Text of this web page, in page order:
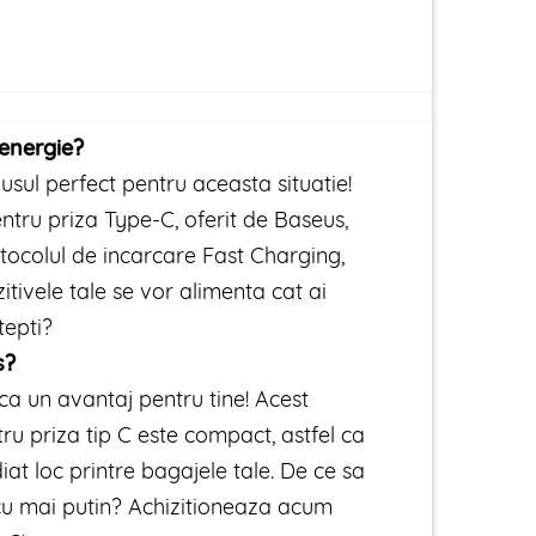
perfect pentru aceasta situatie!
priza Type-C, oferit de Baseus,
de incarcare Fast Charging,
tale se vor alimenta cat ai
un avantaj pentru tine! Acest
priza tip C este compact, astfel ca
loc printre bagajele tale. De ce sa
mai putin? Achizitioneaza acum